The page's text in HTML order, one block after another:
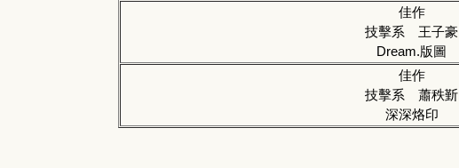
佳作
技擊系 王子豪
Dream.版圖
佳作
技擊系 蕭秩斳
深深烙印